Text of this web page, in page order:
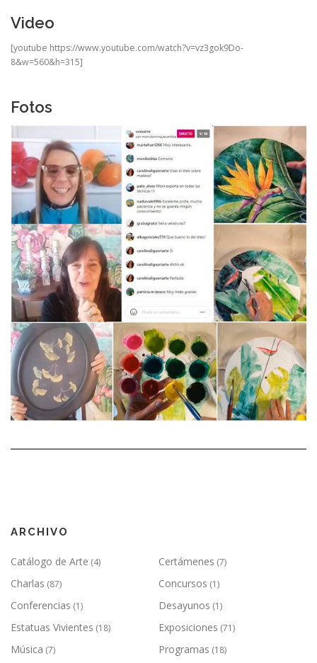
Video
[youtube https://www.youtube.com/watch?v=vz3gok9Do-
8&w=560&h=315]
Fotos
ARCHIVO
Catálogo de Arte (4) Certámenes (7)
Charlas (87) Concursos (1)
Conferencias (1) Desayunos (1)
Estatuas Vivientes (18) Exposiciones (71)
Música (7) Programas (18)